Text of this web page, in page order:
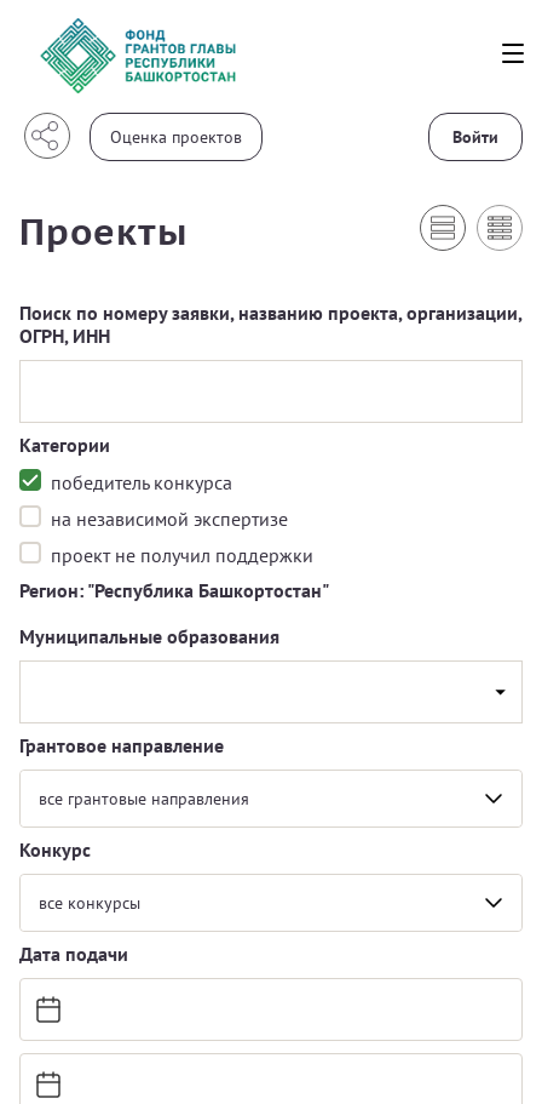
Войти
Проекты
Поиск по номеру заявки, названию проекта, организации,
ОГРН, ИНН
Категории
победитель конкурса
на независимой экспертизе
проект не получил поддержки
Регион: "Республика Башкортостан"
Муниципальные образования
Грантовое направление
все грантовые направления
Конкурс
все конкурсы
Дата подачи